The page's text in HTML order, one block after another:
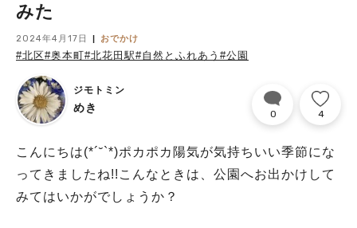
みた
2024年4月17日 おでかけ
#北区#奥本町#北花田駅#自然とふれあう #公園
ジモトミン
めき 0 4
こんにちは(*´˘`*)ポカポカ陽気が気持ちいい季節にな
ってきましたね!!こんなときは、公園へお出かけして
みてはいかがでしょうか？